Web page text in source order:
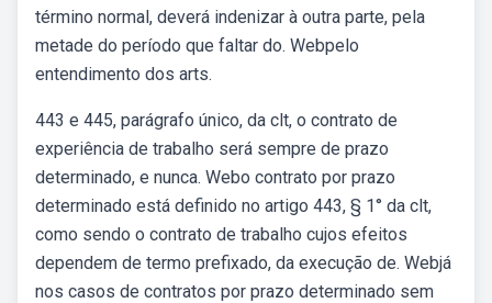
término normal, deverá indenizar à outra parte, pela
metade do período que faltar do. Webpelo
entendimento dos arts.
443 e 445, parágrafo único, da clt, o contrato de
experiência de trabalho será sempre de prazo
determinado, e nunca. Webo contrato por prazo
determinado está definido no artigo 443, § 1° da clt,
como sendo o contrato de trabalho cujos efeitos
dependem de termo prefixado, da execução de. Webjá
nos casos de contratos por prazo determinado sem